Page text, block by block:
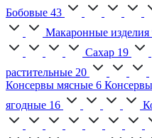
Бобовые 43
Макаронные изделия
Сахар 19
растительные 20
Консервы мясные 6
ягодные 16